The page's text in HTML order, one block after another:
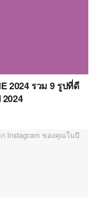
2024 รวม 9 รูปที่ดี